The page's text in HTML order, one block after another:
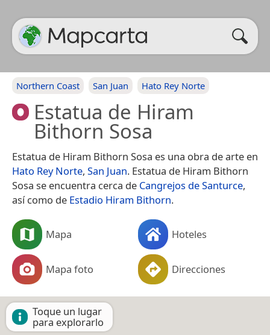
Northern Coast San Juan Hato Rey Norte
Estatua de Hiram
Bithorn Sosa
Estatua de Hiram Bithorn Sosa es una obra de arte en
Hato Rey Norte, San Juan. Estatua de Hiram Bithorn
Sosa se encuentra cerca de Cangrejos de Santurce,
así como de Estadio Hiram Bithorn.
Mapa Hoteles
Mapa foto Direcciones
Toque un lugar
para explorarlo